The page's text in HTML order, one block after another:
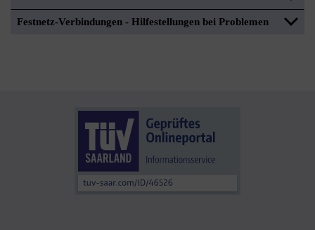
Festnetz-Verbindungen - Hilfestellungen bei Problemen